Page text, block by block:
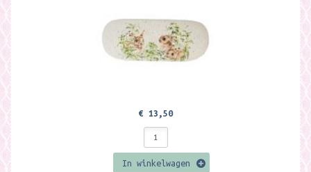
€ 13,50
In winkelwagen